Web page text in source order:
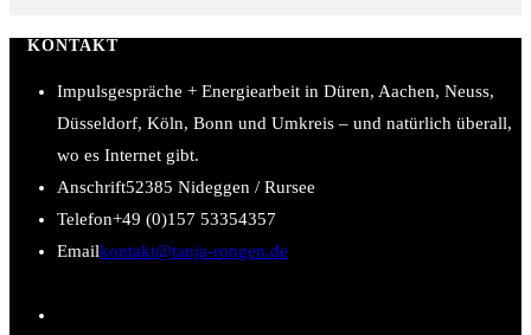
KONTAKT
Impulsgespräche + Energiearbeit in Düren, Aachen, Neuss,
Düsseldorf, Köln, Bonn und Umkreis – und natürlich überall,
wo es Internet gibt.
Anschrift52385 Nideggen / Rursee
Telefon+49 (0)157 53354357
Emailkontakt@tanja-rongen.de